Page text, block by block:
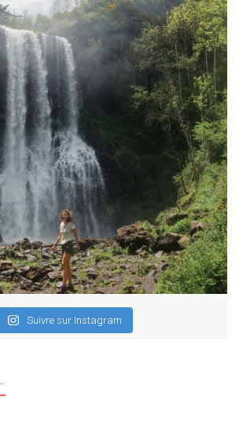
Suivre sur Instagram